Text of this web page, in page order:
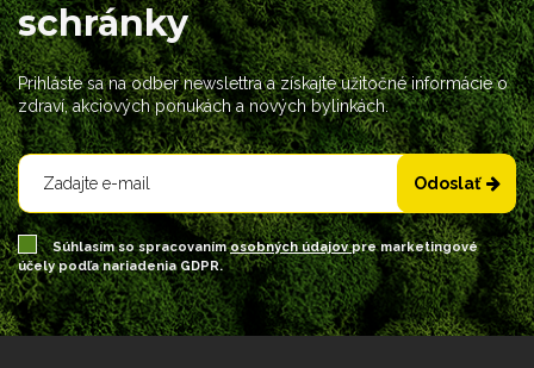
schránky
Prihláste sa na odber newslettra a získajte užitočné informácie o
zdraví, akciových ponukách a nových bylinkách.
Odoslať
Súhlasím so spracovanímosobných údajovpre marketingové
účely podľa nariadenia GDPR.